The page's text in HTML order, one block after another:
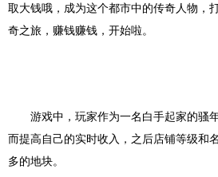
取大钱哦，成为这个都市中的传奇人物，
奇之旅，赚钱赚钱，开始啦。
游戏中，玩家作为一名白手起家的骚
而提高自己的实时收入，之后店铺等级和
多的地块。